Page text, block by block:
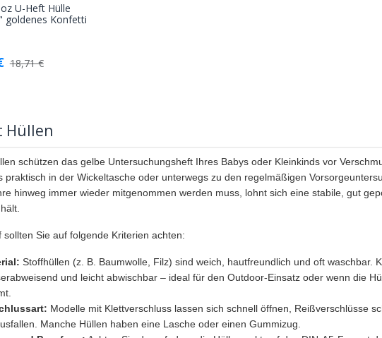
In den
U-Heft Hülle
goldenes Konfetti
18,71€
Hüllen
schützen das gelbe Untersuchungsheft Ihres Babys oder Kleinkinds vor
praktisch in der Wickeltasche oder unterwegs zu den regelmäßigen
hinweg immer wieder mitgenommen werden muss, lohnt sich eine stabile, gut
sollten Sie auf folgende Kriterien achten:
Stoffhüllen (z. B. Baumwolle, Filz) sind weich, hautfreundlich und oft waschbar.
und leicht abwischbar – ideal für den Outdoor-Einsatz oder wenn die
Modelle mit Klettverschluss lassen sich schnell öffnen, Reißverschlüsse
Manche Hüllen haben eine Lasche oder einen Gummizug.